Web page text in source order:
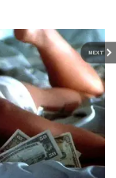
NEXT
অভিযান
High Court :
বিবিকে দেশে ফেরানো
চাকরি বাতিল
কলকাতা হাইকোর্টের
হচ্ছেন কে?